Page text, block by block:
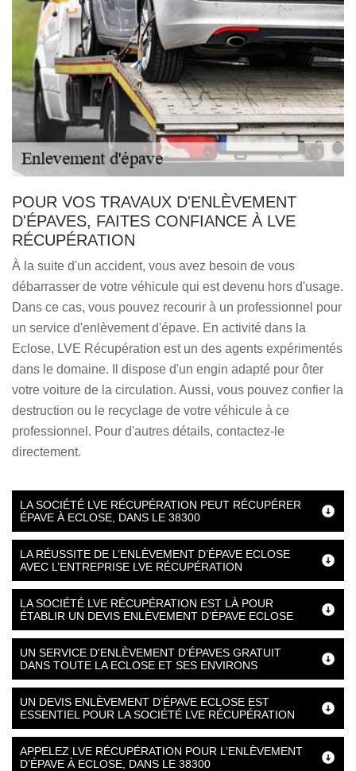
POUR VOS TRAVAUX D'ENLÈVEMENT
D'ÉPAVES, FAITES CONFIANCE À LVE
RÉCUPÉRATION
À la suite d'un accident, vous avez besoin de vous
débarrasser de votre véhicule qui est devenu hors d'usage.
Dans ce cas, vous pouvez recourir à un professionnel pour
un service d'enlèvement d'épave. En activité dans la
Eclose, LVE Récupération est un des agents expérimentés
dans le domaine. Il dispose d'un engin adapté pour ôter
votre voiture de la circulation. Aussi, vous pouvez confier la
destruction ou le recyclage de votre véhicule à ce
professionnel. Pour d'autres détails, contactez-le
directement.
LA SOCIÉTÉ LVE RÉCUPÉRATION PEUT RÉCUPÉRER
ÉPAVE À ECLOSE, DANS LE 38300
LA RÉUSSITE DE L’ENLÈVEMENT D’ÉPAVE ECLOSE
AVEC L’ENTREPRISE LVE RÉCUPÉRATION
LA SOCIÉTÉ LVE RÉCUPÉRATION EST LÀ POUR
ÉTABLIR UN DEVIS ENLÈVEMENT D’ÉPAVE ECLOSE
UN SERVICE D'ENLÈVEMENT D'ÉPAVES GRATUIT
DANS TOUTE LA ECLOSE ET SES ENVIRONS
UN DEVIS ENLÈVEMENT D’ÉPAVE ECLOSE EST
ESSENTIEL POUR LA SOCIÉTÉ LVE RÉCUPÉRATION
APPELEZ LVE RÉCUPÉRATION POUR L’ENLÈVEMENT
D’ÉPAVE À ECLOSE, DANS LE 38300